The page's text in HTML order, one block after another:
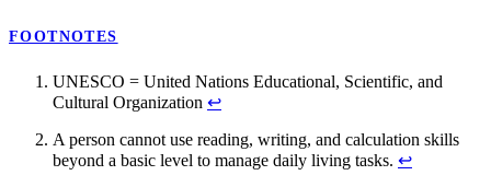
FOOTNOTES
UNESCO = United Nations Educational, Scientific, and
Cultural Organization ↩
A person cannot use reading, writing, and calculation skills
beyond a basic level to manage daily living tasks. ↩